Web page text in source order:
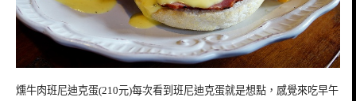
燻牛肉班尼迪克蛋(210元)每次看到班尼迪克蛋就是想點，感覺來吃早午